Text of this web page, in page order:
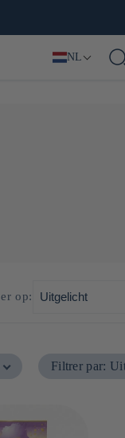
NL
très attendu,
op:
Filtrer par: